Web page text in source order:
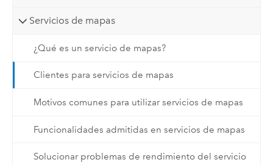
Servicios de mapas
¿Qué es un servicio de mapas?
Clientes para servicios de mapas
Motivos comunes para utilizar servicios de mapas
Funcionalidades admitidas en servicios de mapas
Solucionar problemas de rendimiento del servicio